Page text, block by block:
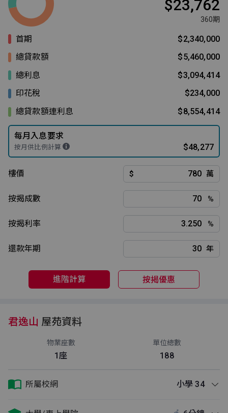
$23,762
360期
首期
$2,340,000
總貸款額
$5,460,000
總利息
$3,094,414
印花稅
$234,000
總貸款額連利息
$8,554,414
每月入息要求
按月供比例計算 $48,277
樓價 $ 萬
按揭成數 %
按揭利率 %
還款年期 年
進階計算 按揭優惠
君逸山 屋苑資料
物業座數
1座
單位總數
188
所屬校網 小學 34